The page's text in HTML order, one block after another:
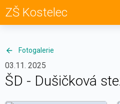
ZŠ Kostelec
Fotogalerie
03.11. 2025
ŠD - Dušičková